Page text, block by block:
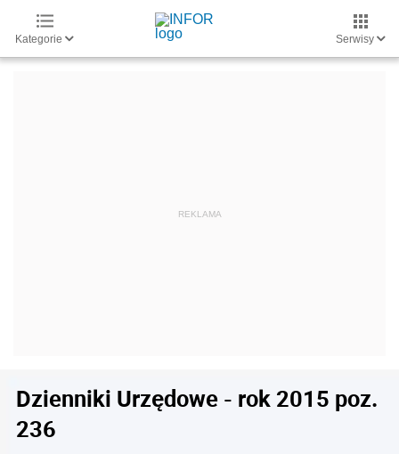
Kategorie Serwisy
Dzienniki Urzędowe - rok 2015 poz.
236